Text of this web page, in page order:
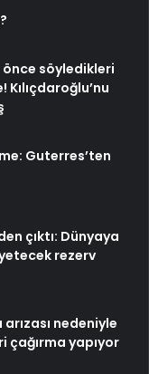
önce söyledikleri
Guterres’ten
çıktı: Dünyaya
rezerv
nedeniyle
çağırma yapıyor